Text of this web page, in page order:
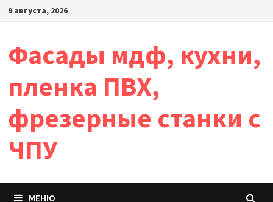
Перейти
9 августа, 2026
Фасады мдф, кухни,
пленка ПВХ,
фрезерные станки с
ЧПУ
МЕНЮ